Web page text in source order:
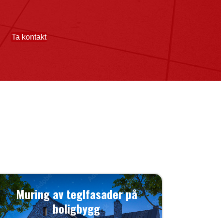
Ta kontakt
Muring av teglfasader på
boligbygg